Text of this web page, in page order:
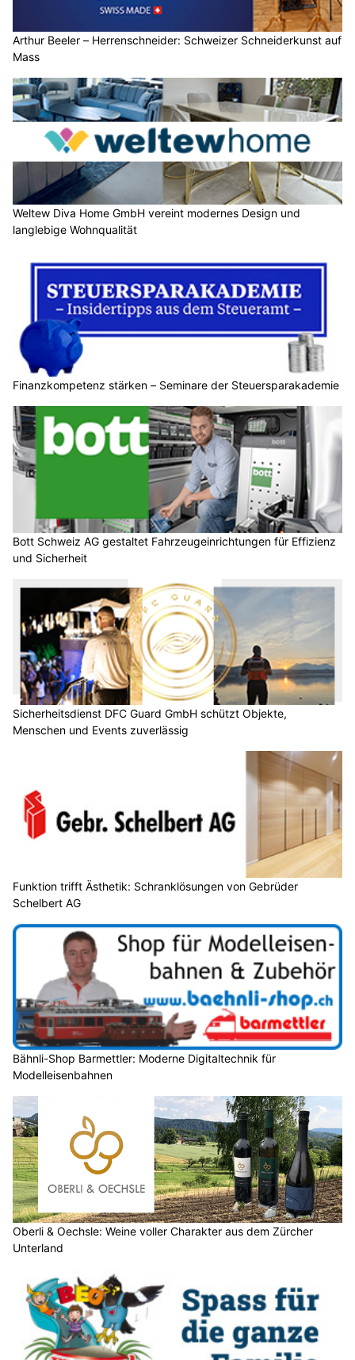
Arthur Beeler – Herrenschneider: Schweizer Schneiderkunst auf
Mass
Weltew Diva Home GmbH vereint modernes Design und
langlebige Wohnqualität
Finanzkompetenz stärken – Seminare der Steuersparakademie
Bott Schweiz AG gestaltet Fahrzeugeinrichtungen für Effizienz
und Sicherheit
Sicherheitsdienst DFC Guard GmbH schützt Objekte,
Menschen und Events zuverlässig
Funktion trifft Ästhetik: Schranklösungen von Gebrüder
Schelbert AG
Bähnli-Shop Barmettler: Moderne Digitaltechnik für
Modelleisenbahnen
Oberli & Oechsle: Weine voller Charakter aus dem Zürcher
Unterland